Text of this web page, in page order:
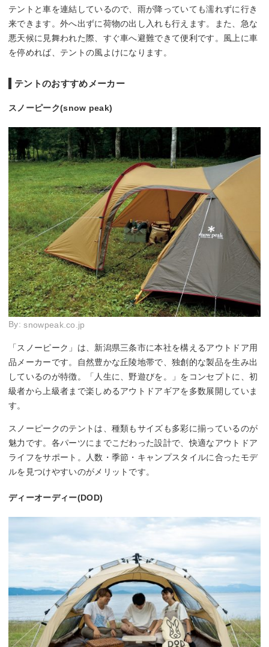
テントと車を連結しているので、雨が降っていても濡れずに行き
来できます。外へ出ずに荷物の出し入れも行えます。また、急な
悪天候に見舞われた際、すぐ車へ避難できて便利です。風上に車
を停めれば、テントの風よけになります。
テントのおすすめメーカー
スノーピーク(snow peak)
By: snowpeak.co.jp
「スノーピーク」は、新潟県三条市に本社を構えるアウトドア用
品メーカーです。自然豊かな丘陵地帯で、独創的な製品を生み出
しているのが特徴。「人生に、野遊びを。」をコンセプトに、初
級者から上級者まで楽しめるアウトドアギアを多数展開していま
す。
スノーピークのテントは、種類もサイズも多彩に揃っているのが
魅力です。各パーツにまでこだわった設計で、快適なアウトドア
ライフをサポート。人数・季節・キャンプスタイルに合ったモデ
ルを見つけやすいのがメリットです。
ディーオーディー(DOD)